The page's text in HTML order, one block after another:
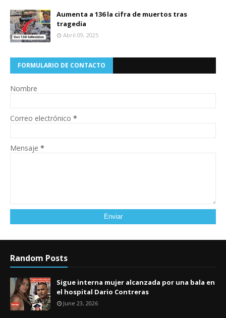
Aumenta a 136 la cifra de muertos tras
tragedia
Abril 09, 2025
FORMULARIO DE CONTACTO
Nombre
Correo electrónico *
Mensaje *
Random Posts
Sigue interna mujer alcanzada por una bala en
el hospital Dario Contreras
June 23, 2026